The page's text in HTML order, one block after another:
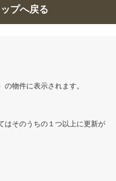
プへ戻る
物件に表示されます。
はそのうちの１つ以上に更新が